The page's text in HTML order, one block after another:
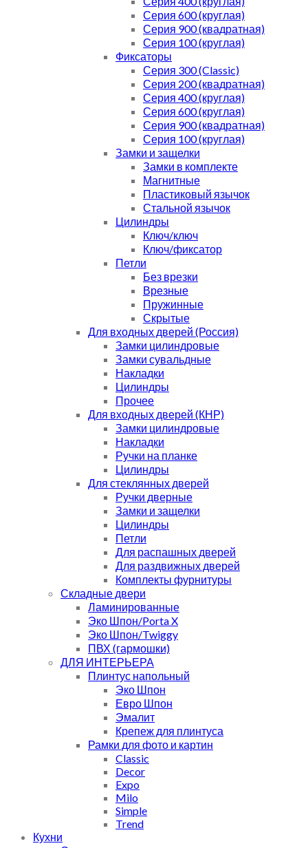
Серия 600 (круглая)
Серия 900 (квадратная)
Серия 100 (круглая)
Фиксаторы
Серия 300 (Classic)
Серия 200 (квадратная)
Серия 400 (круглая)
Серия 600 (круглая)
Серия 900 (квадратная)
Серия 100 (круглая)
Замки и защелки
Замки в комплекте
Магнитные
Пластиковый язычок
Стальной язычок
Цилиндры
Ключ/ключ
Ключ/фиксатор
Петли
Без врезки
Врезные
Пружинные
Скрытые
Для входных дверей (Россия)
Замки цилиндровые
Замки сувальдные
Накладки
Цилиндры
Прочее
Для входных дверей (КНР)
Замки цилиндровые
Накладки
Ручки на планке
Цилиндры
Для стеклянных дверей
Ручки дверные
Замки и защелки
Цилиндры
Петли
Для распашных дверей
Для раздвижных дверей
Комплекты фурнитуры
Складные двери
Ламинированные
Эко Шпон/Porta X
Эко Шпон/Twiggy
ПВХ (гармошки)
ДЛЯ ИНТЕРЬЕРА
Плинтус напольный
Эко Шпон
Евро Шпон
Эмалит
Крепеж для плинтуса
Рамки для фото и картин
Classic
Decor
Expo
Milo
Simple
Trend
Кухни